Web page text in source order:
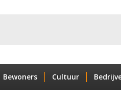
Bewoners Cultuur